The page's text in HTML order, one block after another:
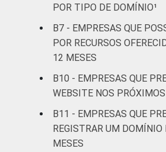
atividades
serviços
Fonte: CGI.br/NIC.br,
Estudos para o
Pesquisa sobre o uso das
informação e comunicação
brasileiras - TIC Empresas
POR TIPO DE DOMÍNIO¹
B7 - EMPRESAS QUE
POR RECURSOS
12 MESES
B10 - EMPRESAS QUE
WEBSITE NOS
B11 - EMPRESAS QUE
REGISTRAR UM
MESES